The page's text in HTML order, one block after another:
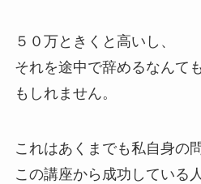
５０万ときくと高いし、
それを途中で辞めるなんて
もしれません。
これはあくまでも私自身の
この講座から成功している